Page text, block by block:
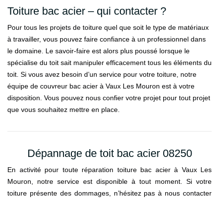
Toiture bac acier – qui contacter ?
Pour tous les projets de toiture quel que soit le type de matériaux
à travailler, vous pouvez faire confiance à un professionnel dans
le domaine. Le savoir-faire est alors plus poussé lorsque le
spécialise du toit sait manipuler efficacement tous les éléments du
toit. Si vous avez besoin d’un service pour votre toiture, notre
équipe de couvreur bac acier à Vaux Les Mouron est à votre
disposition. Vous pouvez nous confier votre projet pour tout projet
que vous souhaitez mettre en place.
Dépannage de toit bac acier 08250
En activité pour toute réparation toiture bac acier à Vaux Les
Mouron, notre service est disponible à tout moment. Si votre
toiture présente des dommages, n’hésitez pas à nous contacter